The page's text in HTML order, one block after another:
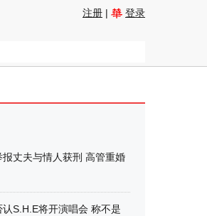
注册 | 登录
报丈夫与情人获刑 高管重婚
认S.H.E将开演唱会 称不是